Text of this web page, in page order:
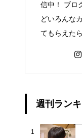
信中！ ブロ
どいろんな
てもらえた
週刊ラン
1